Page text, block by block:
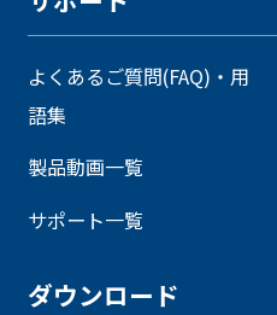
よくあるご質問(FAQ)・用
語集
製品動画一覧
サポート一覧
ダウンロード